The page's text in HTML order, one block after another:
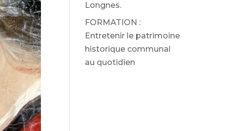
Longnes.
FORMATION :
Entretenir le patrimoine
historique communal
au quotidien